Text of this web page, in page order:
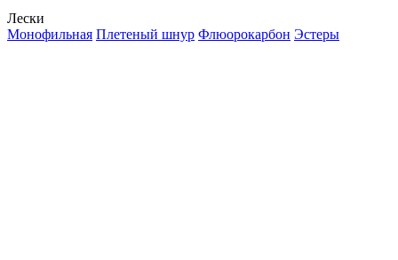
Лески
Монофильная Плетеный шнур Флюорокарбон Эстеры